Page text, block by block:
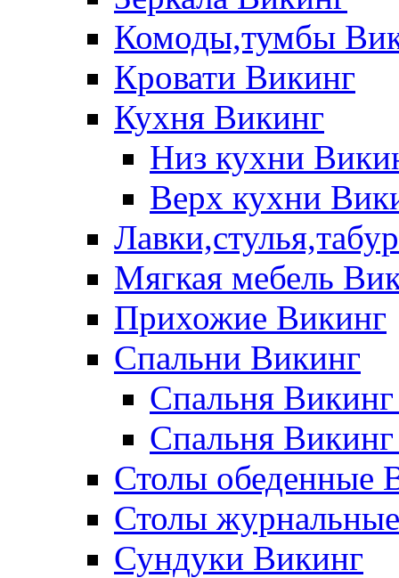
Комоды,тумбы
Кровати Викинг
Кухня Викинг
Низ кухни
Верх кухни
Мягкая мебель
Прихожие Викинг
Спальни Викинг
Спальня
Спальня
Столы обеденные
Столы
Сундуки Викинг